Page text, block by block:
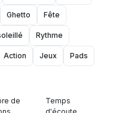
Ghetto Fête
Rythme
Action Jeux Pads
de
Temps